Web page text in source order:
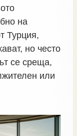
на
Турция,
но често
се среща,
или